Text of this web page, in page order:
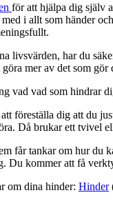
för att hjälpa dig själv
i allt som händer
livsvärden, har du
mer av det som
vad vad som hindrar
föreställa dig att du
Då brukar ett tvivel
får tankar om hur du
Du kommer att få
om dina hinder: Hinder